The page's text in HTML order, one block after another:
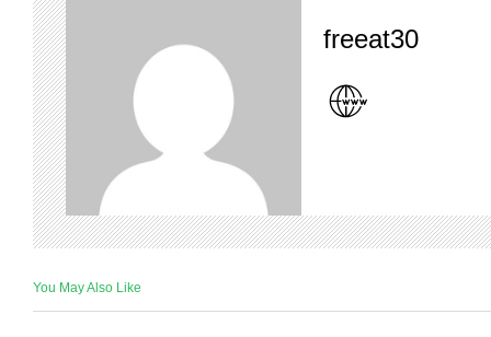
freeat30
You May Also Like